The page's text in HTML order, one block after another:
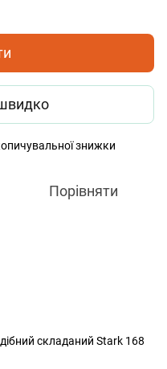
знижки
Порівняти
складаний Stark 168